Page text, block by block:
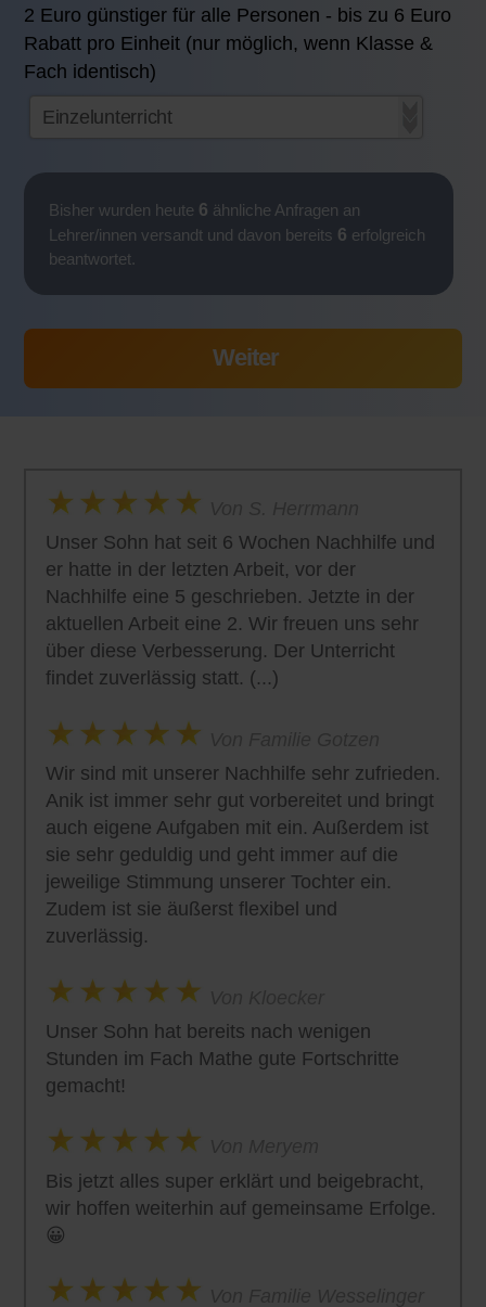
2 Euro günstiger für alle Personen - bis zu 6 Euro
Rabatt pro Einheit (nur möglich, wenn Klasse &
Fach identisch)
Bisher wurden heute 6 ähnliche Anfragen an
Lehrer/innen versandt und davon bereits 6 erfolgreich
beantwortet.
Unser Sohn hat seit 6 Wochen Nachhilfe und
er hatte in der letzten Arbeit, vor der
Nachhilfe eine 5 geschrieben. Jetzte in der
aktuellen Arbeit eine 2. Wir freuen uns sehr
über diese Verbesserung. Der Unterricht
findet zuverlässig statt. (...)
Wir sind mit unserer Nachhilfe sehr zufrieden.
Anik ist immer sehr gut vorbereitet und bringt
auch eigene Aufgaben mit ein. Außerdem ist
sie sehr geduldig und geht immer auf die
jeweilige Stimmung unserer Tochter ein.
Zudem ist sie äußerst flexibel und
zuverlässig.
Unser Sohn hat bereits nach wenigen
Stunden im Fach Mathe gute Fortschritte
gemacht!
Bis jetzt alles super erklärt und beigebracht,
wir hoffen weiterhin auf gemeinsame Erfolge.
😀